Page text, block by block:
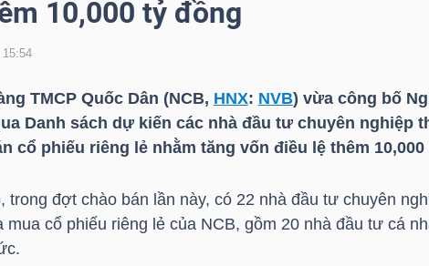
10,000 tỷ đồng
TMCP Quốc Dân (NCB, HNX: NVB) vừa công bố
Danh sách dự kiến các nhà đầu tư chuyên nghiệp
cổ phiếu riêng lẻ nhằm tăng vốn điều lệ thêm
trong đợt chào bán lần này, có 22 nhà đầu tư chuyên
mua cổ phiếu riêng lẻ của NCB, gồm 20 nhà đầu tư cá